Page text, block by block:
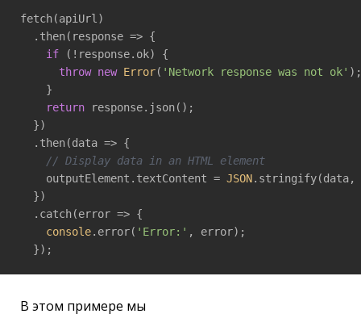
fetch(apiUrl)
  .then(
response => {
if (!response.ok) {
throw new Error( 'Network response was not ok' );
    }
return response.json();
  })
  .then(
data => {
// Display data in an HTML element
    outputElement.textContent =
JSON.stringify(data,
  })
  .catch(
error => {
console.error( 'Error:' , error);
  });
В этом примере мы